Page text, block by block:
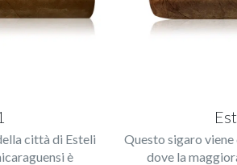
città di Esteli
è
Questo sigaro
dove la